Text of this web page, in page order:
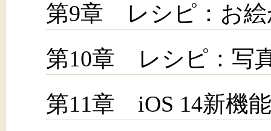
第9章 レシピ：お絵
第10章 レシピ：写
第11章 iOS 14新機